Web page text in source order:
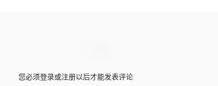
您必须登录或注册以后才能发表评论